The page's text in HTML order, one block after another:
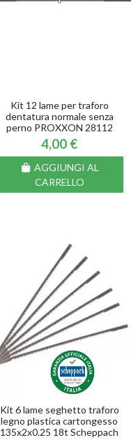
Kit 12 lame per traforo
dentatura normale senza
perno PROXXON 28112
4,00 €
AGGIUNGI AL
CARRELLO
Kit 6 lame seghetto traforo
legno plastica cartongesso
135x2x0.25 18t Scheppach